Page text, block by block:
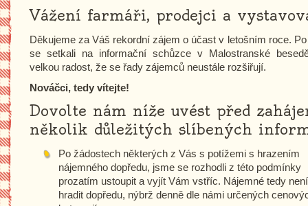
Vážení farmáři, prodejci a
Děkujeme za Váš rekordní zájem o účast v letošním roce.
se setkali na informační schůzce v Malostranské
velkou radost, že se řady zájemců neustále rozšiřují.
Nováčci, tedy vítejte!
Dovolte nám níže uvést před
několik důležitých slíbených
Po žádostech některých z Vás s potížemi s hrazením
nájemného dopředu, jsme se rozhodli z této podmínky
prozatím ustoupit a vyjít Vám vstříc. Nájemné tedy
hradit dopředu, nýbrž denně dle námi určených